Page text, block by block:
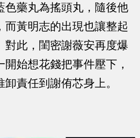
色藥丸為搖頭丸，隨後他
而黃明志的出現也讓整起
對此，閨密謝薇安再度爆
始想花錢把事件壓下，
責任到謝侑芯身上。